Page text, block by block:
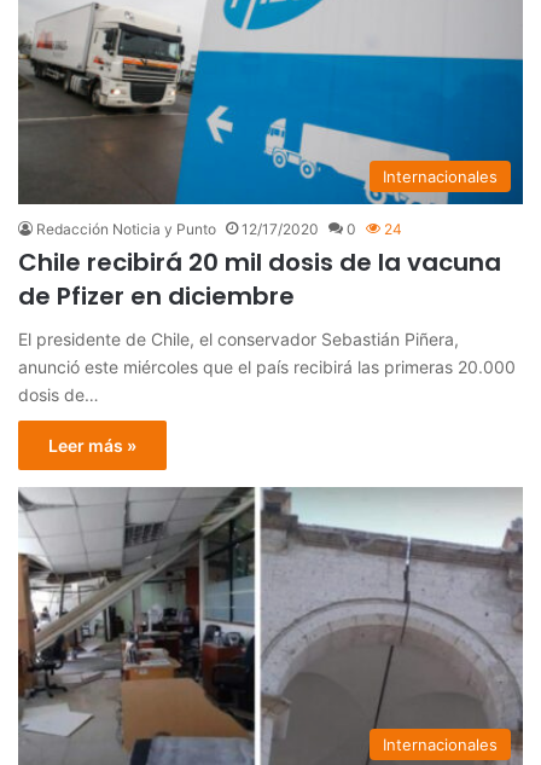
Internacionales
Redacción Noticia y Punto 12/17/2020 0 24
Chile recibirá 20 mil dosis de la vacuna
de Pfizer en diciembre
El presidente de Chile, el conservador Sebastián Piñera,
anunció este miércoles que el país recibirá las primeras 20.000
dosis de…
Leer más »
Internacionales